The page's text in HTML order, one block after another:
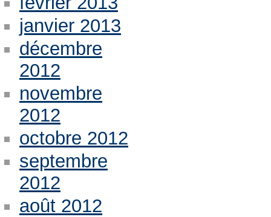
janvier 2013
décembre
2012
novembre
2012
octobre 2012
septembre
2012
août 2012